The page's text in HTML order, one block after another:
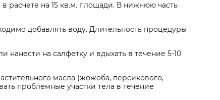
расчете на 15 кв.м. площади. В нижнюю часть
добавлять воду. Длительность процедуры
нанести на салфетку и вдыхать в течение 5-10
масла (жожоба, персикового,
проблемные участки тела в течение